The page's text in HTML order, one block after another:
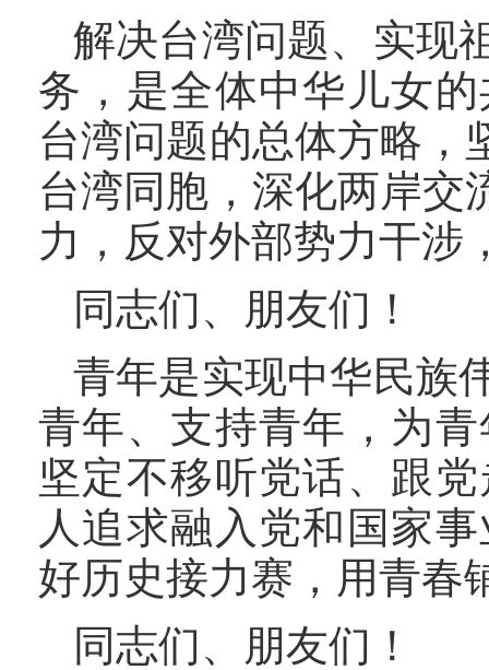
解决台湾问题、实现
务，是全体中华儿女
台湾问题的总体方略，
台湾同胞，深化两岸交
力，反对外部势力干涉
同志们、朋友们！
青年是实现中华民族
青年、支持青年，为
坚定不移听党话、跟
人追求融入党和国家
好历史接力赛，用青春
同志们、朋友们！